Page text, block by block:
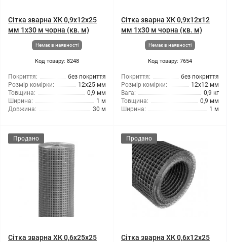
Сітка зварна ХК 0,9x12x25
мм 1x30 м чорна (кв. м)
Немає в наявності
Код товару: 8248
Покриття:
без покриття
Розмір комірки:
12x25 мм
Товщина:
0,9 мм
Ширина:
1 м
Довжина:
30 м
Сітка зварна ХК 0,9x12x12
мм 1x30 м чорна (кв. м)
Немає в наявності
Код товару: 7654
Покриття:
без покриття
Розмір комірки:
12x12 мм
Вага:
0,9 кг
Товщина:
0,9 мм
Ширина:
1 м
Продано
Сітка зварна ХК 0,6x25x25
Продано
Сітка зварна ХК 0,6x12x25